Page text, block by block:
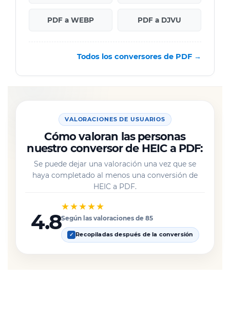
PDF a WEBP PDF a DJVU
Todos los conversores de PDF →
VALORACIONES DE USUARIOS
Cómo valoran las personas
nuestro conversor de HEIC a PDF:
Se puede dejar una valoración una vez que se
haya completado al menos una conversión de
HEIC a PDF.
4.8
★★★★★
Según las valoraciones de 85
✓ Recopiladas después de la conversión